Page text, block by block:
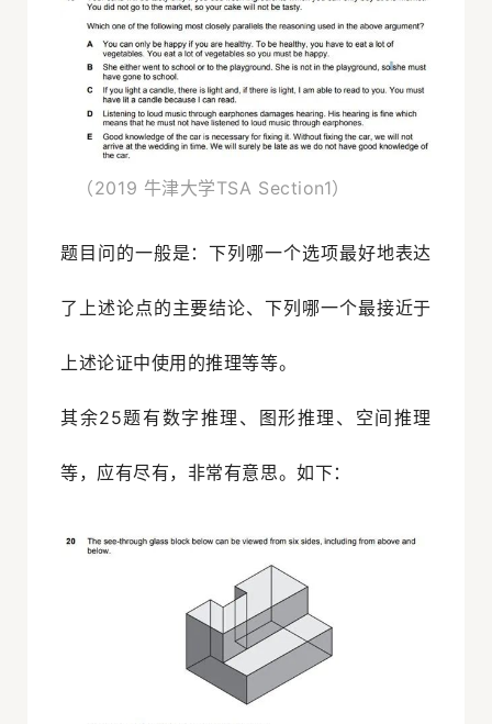
（2019 牛津大学TSA Section1）
题目问的一般是：下列哪一个选项最好地表达
了上述论点的主要结论、下列哪一个最接近于
上述论证中使用的推理等等。
其余25题有数字推理、图形推理、空间推理
等，应有尽有，非常有意思。如下：